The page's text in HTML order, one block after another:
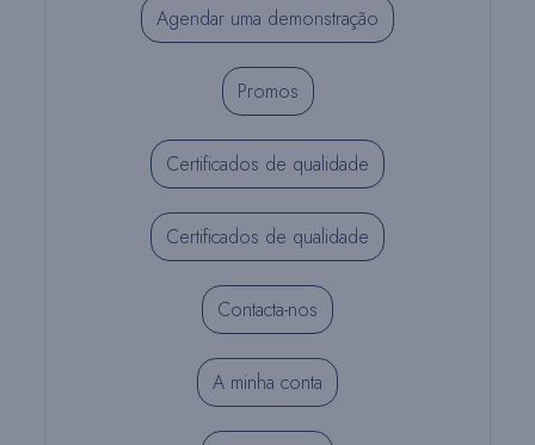
Agendar uma demonstração
Promos
Certificados de qualidade
Certificados de qualidade
Contacta-nos
A minha conta